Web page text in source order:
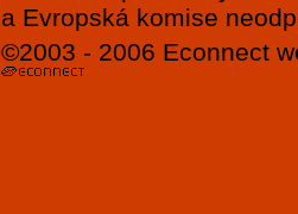
a Evropská komise
©2003 - 2006 Econnect